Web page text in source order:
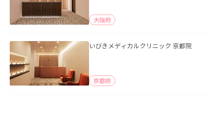
大阪府
いびきメディカルクリニック 京都院
京都府